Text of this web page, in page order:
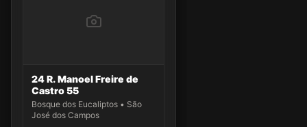
24 R. Manoel Freire de
Castro 55
Bosque dos Eucaliptos • São
José dos Campos